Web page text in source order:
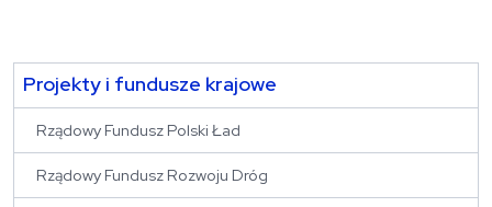
Projekty i fundusze krajowe
Rządowy Fundusz Polski Ład
Rządowy Fundusz Rozwoju Dróg